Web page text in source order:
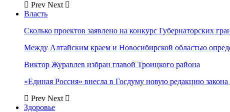
Prev Next
Власть
Сколько проектов заявлено на конкурс Губернаторских
Между Алтайским краем и Новосибирской областью
Виктор Журавлев избран главой Троицкого района
«Единая Россия» внесла в Госдуму новую редакцию закона
Prev Next
Здоровье